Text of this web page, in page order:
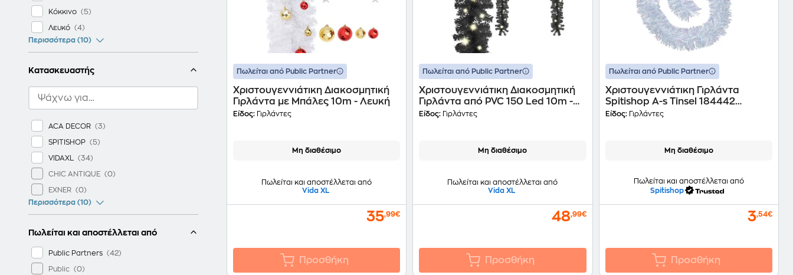
Κόκκινο
Λευκό
Περισσότερα (10)
Κατασκευαστής
ACA DECOR
SPITISHOP
VIDAXL
CHIC ANTIQUE
EXNER
Περισσότερα (10)
Πωλείται και αποστέλλεται από
Public Partners
Public
Πωλείται από Public Partner
Χριστουγεννιάτικη Διακοσμητική
Γιρλάντα με Μπάλες 10m - Λευκή
Είδος: Γιρλάντες
Μη διαθέσιμο
Πωλείται και αποστέλλεται από
Vida XL
35,99€
Προσθήκη
Πωλείται από Public Partner
Χριστουγεννιάτικη Διακοσμητική
Γιρλάντα από PVC 150 Led 10m -
Μαύρη
Είδος: Γιρλάντες
Μη διαθέσιμο
Πωλείται και αποστέλλεται από
Vida XL
48,99€
Προσθήκη
Πωλείται από Public Partner
Xριστουγεννιάτικη Γιρλάντα
Spitishop A-s Tinsel 184442
200x15cm 1 Τμχ - Λευκό
Είδος:Γιρλάντες
Μη διαθέσιμο
Πωλείται και αποστέλλεται από
Spitishop
3,54€
Προσθήκη